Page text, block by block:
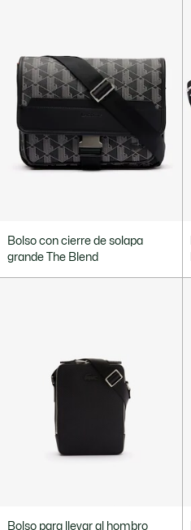
Bolso con cierre de solapa
grande The Blend
Bolso para llevar al hombro